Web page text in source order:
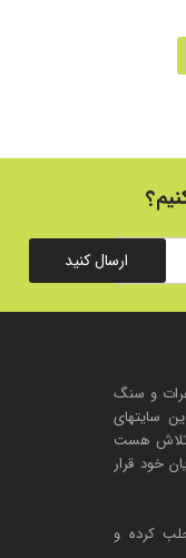
و سنگ
سایتهای
تلاش هست
خود قرار
کرده و
ارسال کنید